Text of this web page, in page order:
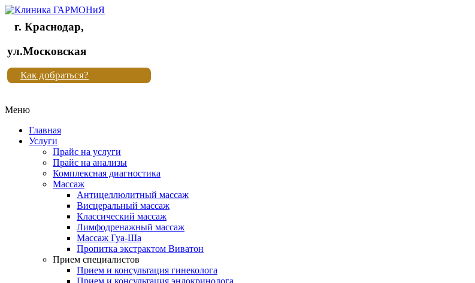
Клиника
"Новая
жизнь"
Клиника
жизнь"
г. Краснодар,
ул.Московская
Как добраться?
Меню
Главная
Услуги
Прайс на услуги
Прайс на анализы
Комплексная диагностика
Массаж
Антицеллюлитный массаж
Висцеральный массаж
Классический массаж
Лимфодренажный массаж
Массаж Гуа-Ша
Пропитка экстрактом Виватон
Прием специалистов
Прием и консультация гинеколога
Прием и консультация эндокринолога